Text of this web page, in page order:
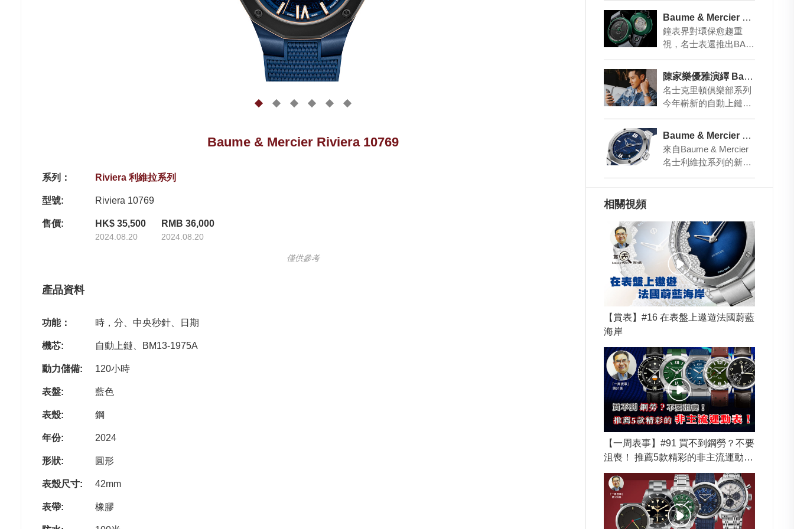
Baume & Mercier Riviera 10769
系列： Riviera 利維拉系列
型號: Riviera 10769
售價: HK$ 35,500
2024.08.20
RMB 36,000
2024.08.20
僅供參考
產品資料
功能： 時，分、中央秒針、日期
機芯: 自動上鏈、BM13-1975A
動力儲備: 120小時
表盤: 藍色
表殼: 鋼
年份: 2024
形狀: 圓形
表殼尺寸: 42mm
表帶: 橡膠
Baume & Mercier 用回收物料 造高級腕表
鐘表界對環保愈趨重
視，名士表還推出BAU
益組織Waste Free Oce
ans…
陳家樂優雅演繹 Baume & Mercier最新表款
名士克里頓俱樂部系列
今年嶄新的自動上鏈時
地演繹運動風格。名
士…
Baume & Mercier 腕間夏日浪潮！
來自Baume & Mercier
名士利維拉系列的新作
相關視頻
【賞表】#16 在表盤上遨遊法國蔚藍
海岸
【一周表事】#91 買不到鋼勞？不要
沮喪！ 推薦5款精彩的非主流運動
表！